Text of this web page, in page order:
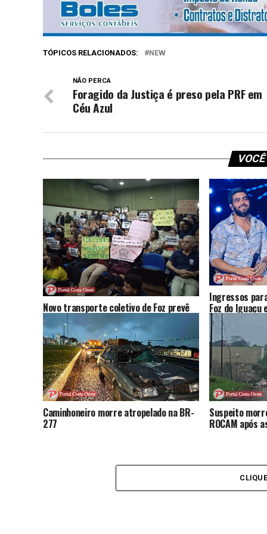
TÓPICOS RELACIONADOS: NEW
NÃO PERCA
Foragido da Justiça é preso pela PRF em
Céu Azul
Novo transporte coletivo de Foz prevê
mais ônibus, novas linhas e tarifa de R$
6; audiência reúne críticas e sugestões
da população
Ingressos
Foz do
nesta sexta;
Caminhoneiro morre atropelado na BR-
277
Suspeito
ROCAM após